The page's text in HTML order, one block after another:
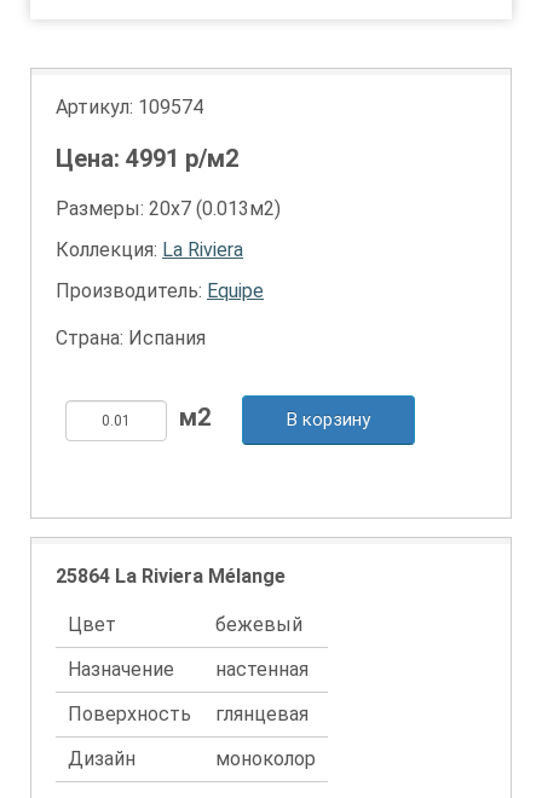
Артикул: 109574
Цена: 4991 р/м2
Размеры: 20х7 (0.013м2)
Коллекция: La Riviera
Производитель: Equipe
Страна: Испания
В корзину
25864 La Riviera Mélange
Цвет
бежевый
Назначение
настенная
Поверхность
глянцевая
Дизайн
моноколор